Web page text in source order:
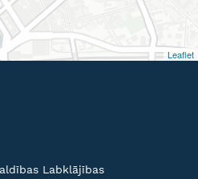
Leaflet
Labklājības